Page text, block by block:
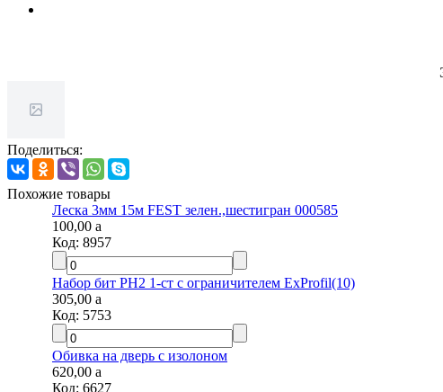
Поделиться:
Похожие товары
Леска 3мм 15м FEST зелен.,шестигран 000585
100,00 a
Код: 8957
Набор бит PH2 1-ст с ограничителем ExProfil(10)
305,00 a
Код: 5753
Обивка на дверь с изолоном
620,00 a
Код: 6627